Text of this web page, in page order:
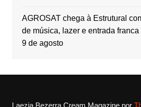
AGROSAT chega à Estrutural
de música, lazer e entrada
9 de agosto
Laezia BezerraCream Magazine por